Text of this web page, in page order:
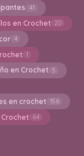
41
en Crochet 20
4
1
en Crochet 5
en crochet 156
Crochet 64